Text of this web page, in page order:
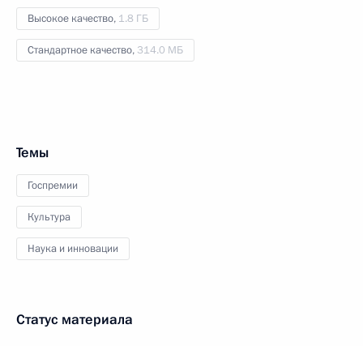
Высокое качество, 1.8 ГБ
Стандартное качество, 314.0 МБ
Темы
Госпремии
Культура
Наука и инновации
Статус материала